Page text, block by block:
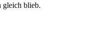
gleich blieb.